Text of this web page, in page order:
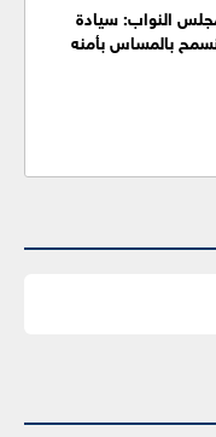
النواب: سيادة
بالمساس بأمنه